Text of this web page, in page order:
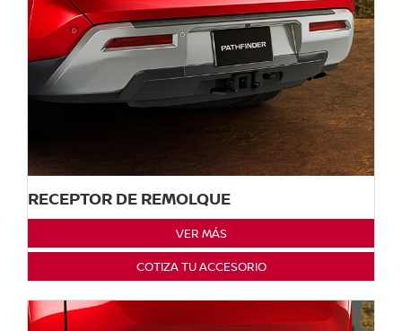
RECEPTOR DE REMOLQUE
VER MÁS
COTIZA TU ACCESORIO